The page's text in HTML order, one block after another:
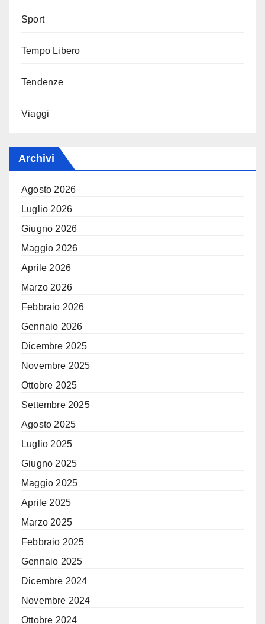
Sport
Tempo Libero
Tendenze
Viaggi
Archivi
Agosto 2026
Luglio 2026
Giugno 2026
Maggio 2026
Aprile 2026
Marzo 2026
Febbraio 2026
Gennaio 2026
Dicembre 2025
Novembre 2025
Ottobre 2025
Settembre 2025
Agosto 2025
Luglio 2025
Giugno 2025
Maggio 2025
Aprile 2025
Marzo 2025
Febbraio 2025
Gennaio 2025
Dicembre 2024
Novembre 2024
Ottobre 2024